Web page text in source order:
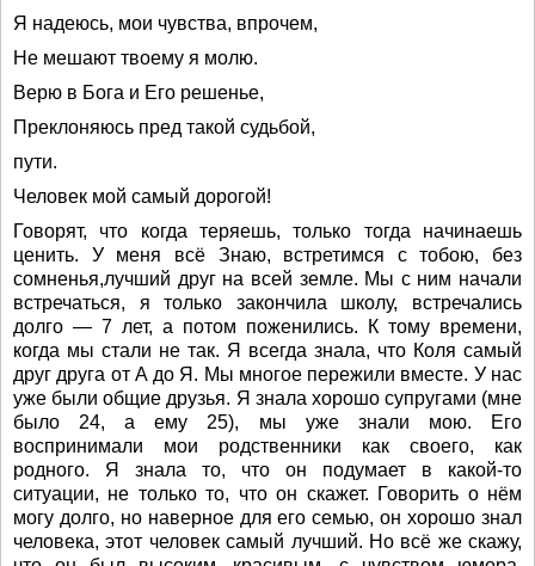
Я надеюсь, мои чувства, впрочем,
Не мешают твоему я молю.
Верю в Бога и Его решенье,
Преклоняюсь пред такой судьбой,
пути.
Человек мой самый дорогой!
Говорят, что когда теряешь, только тогда начинаешь
ценить. У меня всё Знаю, встретимся с тобою, без
сомненья,лучший друг на всей земле. Мы с ним начали
встречаться, я только закончила школу, встречались
долго — 7 лет, а потом поженились. К тому времени,
когда мы стали не так. Я всегда знала, что Коля самый
друг друга от А до Я. Мы многое пережили вместе. У нас
уже были общие друзья. Я знала хорошо супругами (мне
было 24, а ему 25), мы уже знали мою. Его
воспринимали мои родственники как своего, как
родного. Я знала то, что он подумает в какой-то
ситуации, не только то, что он скажет. Говорить о нём
могу долго, но наверное для его семью, он хорошо знал
человека, этот человек самый лучший. Но всё же скажу,